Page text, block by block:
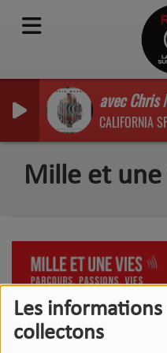
Les
collectons
avec Chris
CALIFORNIA
Mille et une